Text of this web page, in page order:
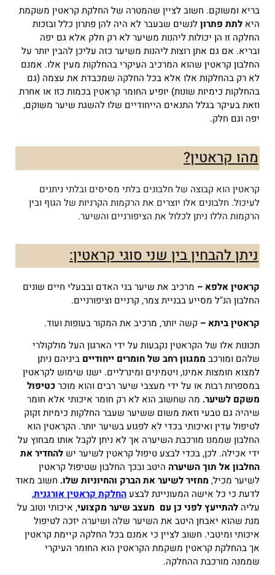
בריא ומשוקם. חשוב לציין שהמטרה של החלקת קראטין משקמת
היא לתת פתרוןלנשים שבעבר לא היה להן פתרון כלל ובזכות
החלקה זו הן יכולות ליהנות משיער לא רק חלק אלא גם יפה
ובריא. אם גם אתן רוצות ליהנות משיער כזה עליכן להבין יותר על
החלבון קראטין שהוא המרכיב העיקרי בהחלקות מעין אלו. אמנם
לא רק בהחלקות אלו אלא בכל החלקה שמכבדת את עצמה (גם
בהחלקות כימיות שונות) יופיע החומר קראטין בכמות כזו או אחרת
וזאת בעיקר בגלל התנאים הייחודיים שלו להשגת שיער משוקם,
יפה וגם חלק.
מהו קראטין?
קראטין הוא קבוצה של חלבונים בלתי מסיסים ובלתי ניתנים
לעיכול. חלבונים אלו יוצרים את הרקמות הקרניות של הגוף ובין
הרקמות הללו ניתן לכלול את הציפורניים והשיער.
ניתן להבחין בין שני סוגי קראטין:
קראטין אלפא – מרכיב את שיער בני האדם ובבעלי חיים שונים
החלבון הנ"ל מסייע בבניית צמר, קרניים וציפורניים.
קראטין ביתא – קשה יותר, מרכיב את המקור בעופות ועוד.
תכונות אלו של הקראטין נקבעות על ידי הארגון העל מולקולרי
שלהם ומורכב ממגוון רחב של חומרים ייחודיים ביניהם ניתן
למצוא חומצות אמינו, ויטמינים ומינרליים. ישנו שימוש לקראטין
במספרות רבות או על ידי מעצבי שיער רבים והוא מוכר כטיפול
משקם לשיער. מה שחשוב הוא לא רק חומר איכותי אלא חומר
שיהיה גם טבעי וזאת משום ששיער שעבר החלקות כימיות זקוק
לטיפול עדין ואיכותי בכדי לא לפגוע בשיער יותר. הקראטין הוא
החלבון שממנו מורכבת השיערה אך לא ניתן לקבל אותו מבחוץ על
ידי אכילה. לכן, בכדי לבצע טיפול קראטין לשיער יש להחדיר את
החלבון אל תוך השיערה היטב ובכך החלבון שטיפול קראטין
לשיער מכיל, מחזיר לשיער את הברק והחיוניות שלו. חשוב מאוד
לדעת כי כל אישה המעוניינת לבצעהחלקת קראטין אורגנית,
עליה להתייעץ לפני כן עם מעצב שיער מקצועי, איכותי וטוב על
מנת שהוא יאבחן היטב את השיער שלה ושיערה יזכה לטיפול
איכותי ומיטבי. חשוב לציין כי אמנם בכל החלקה קיימת קראטין
אך בהחלקת קראטין משקמת הקראטין הוא החומר העיקרי
שממנה מורכבת ההחלקה.